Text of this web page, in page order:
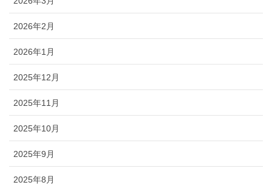
2026年2月
2026年1月
2025年12月
2025年11月
2025年10月
2025年9月
2025年8月